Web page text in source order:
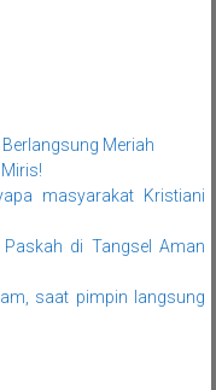
Meriah
masyarakat Kristiani
di Tangsel Aman
saat pimpin langsung